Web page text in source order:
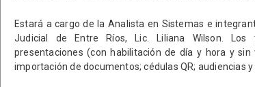
Estará a cargo de la Analista en Sistemas e
Judicial de Entre Ríos, Lic. Liliana Wilson.
presentaciones (con habilitación de día y hora y
importación de documentos; cédulas QR; audiencias y